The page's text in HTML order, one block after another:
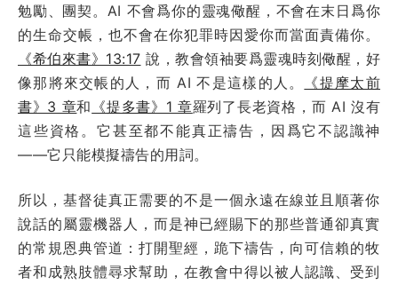
勉勵、團契。AI 不會爲你的靈魂儆醒，不會在末日爲你
的生命交帳，也不會在你犯罪時因愛你而當面責備你。
《希伯來書》13:17 說，教會領袖要爲靈魂時刻儆醒，好
像那將來交帳的人，而 AI 不是這樣的人。
《提摩太前
書》3 章和 《提多書》1 章羅列了長老資格，而 AI 沒有
這些資格。它甚至都不能真正禱告，因爲它不認識神
——它只能模擬禱告的用詞。
所以，基督徒真正需要的不是一個永遠在線並且順著你
說話的屬靈機器人，而是神已經賜下的那些普通卻真實
的常規恩典管道：打開聖經，跪下禱告，向可信賴的牧
者和成熟肢體尋求幫助，在教會中得以被人認識、受到